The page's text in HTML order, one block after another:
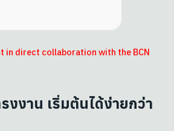
in direct collaboration with the BCN
งงาน เริ่มต้นได้ง่ายกว่า